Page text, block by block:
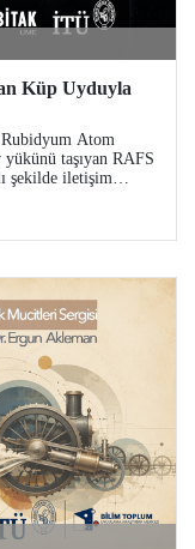
Küp Uyduyla
Atom
taşıyan RAFS
şekilde iletişim
uzay tabanlı
büyük önem